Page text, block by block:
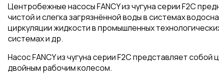
Центробежные насосы FANCY из чугуна серии F2C
чистой и слегка загрязнённой воды в системах
циркуляции жидкости в промышленных
системах и др.
Насос FANCY из чугуна серии F2C представляет
двойным рабочим колесом.